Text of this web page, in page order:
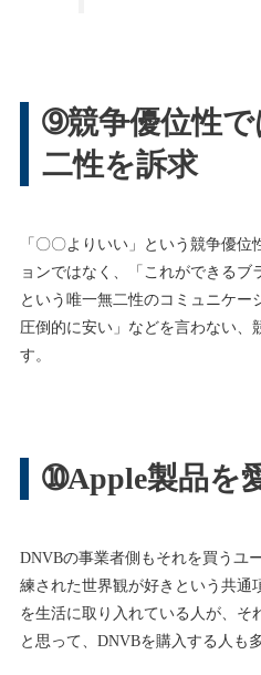
➈競争優位性
二性を訴求
「〇〇よりいい」という競争優
ョンではなく、「これができるブ
という唯一無二性のコミュニケー
圧倒的に安い」などを言わない、
す。
➉Apple製品を
DNVBの事業者側もそれを買うユ
練された世界観が好きという共通
を生活に取り入れている人が、そ
と思って、DNVBを購入する人も